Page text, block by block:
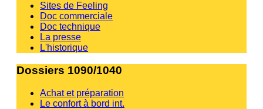
Sites de Feeling
Doc commerciale
Doc technique
La presse
L'historique
Dossiers 1090/1040
Achat et préparation
Le confort à bord int.